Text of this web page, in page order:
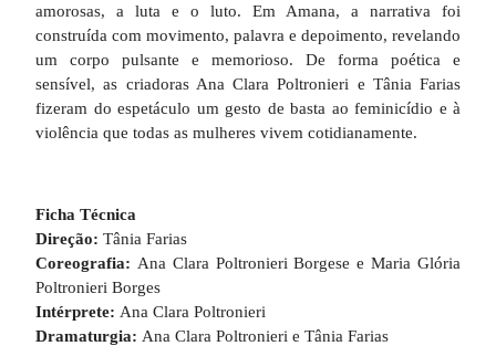
amorosas, a luta e o luto. Em Amana, a narrativa foi
construída com movimento, palavra e depoimento, revelando
um corpo pulsante e memorioso. De forma poética e
sensível, as criadoras Ana Clara Poltronieri e Tânia Farias
fizeram do espetáculo um gesto de basta ao feminicídio e à
violência que todas as mulheres vivem cotidianamente.
Ficha Técnica
Direção: Tânia Farias
Coreografia: Ana Clara Poltronieri Borgese e Maria Glória
Poltronieri Borges
Intérprete: Ana Clara Poltronieri
Dramaturgia: Ana Clara Poltronieri e Tânia Farias